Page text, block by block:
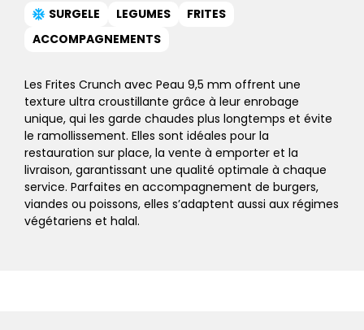
SURGELE LEGUMES
FRITES
ACCOMPAGNEMENTS
Les Frites Crunch avec Peau 9,5 mm offrent une
texture ultra croustillante grâce à leur enrobage
unique, qui les garde chaudes plus longtemps et évite
le ramollissement. Elles sont idéales pour la
restauration sur place, la vente à emporter et la
livraison, garantissant une qualité optimale à chaque
service. Parfaites en accompagnement de burgers,
viandes ou poissons, elles s’adaptent aussi aux régimes
végétariens et halal.